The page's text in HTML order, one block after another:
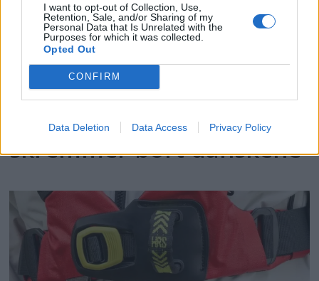
I want to opt-out of Collection, Use,
Retention, Sale, and/or Sharing of my
Personal Data that Is Unrelated with the
Purposes for which it was collected.
Opted Out
CONFIRM
Data Deletion Data Access Privacy Policy
Norske båtregler
skremmer bort danskene